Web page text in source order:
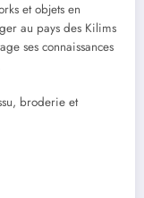
et objets en
au pays des Kilims
ses connaissances
broderie et